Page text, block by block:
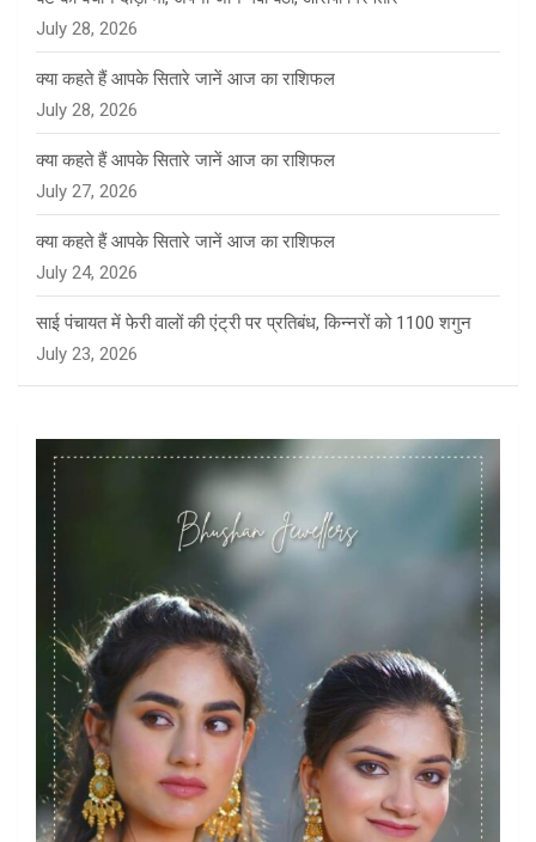
July 28, 2026
क्या कहते हैं आपके सितारे जानें आज का राशिफल
July 28, 2026
क्या कहते हैं आपके सितारे जानें आज का राशिफल
July 27, 2026
क्या कहते हैं आपके सितारे जानें आज का राशिफल
July 24, 2026
साई पंचायत में फेरी वालों की एंट्री पर प्रतिबंध, किन्नरों को 1100 शगुन
July 23, 2026